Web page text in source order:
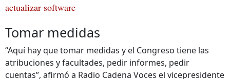
actualizar software
Tomar medidas
“Aquí hay que tomar medidas y el Congreso tiene las
atribuciones y facultades, pedir informes, pedir
cuentas”, afirmó a Radio Cadena Voces el vicepresidente